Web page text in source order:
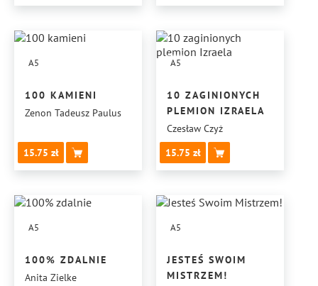
A5
100 KAMIENI
Zenon Tadeusz Paulus
15.75
A5
10 ZAGINIONYCH
PLEMION IZRAELA
Czesław Czyż
15.75
A5
100% ZDALNIE
Anita Zielke
A5
JESTEŚ SWOIM
MISTRZEM!